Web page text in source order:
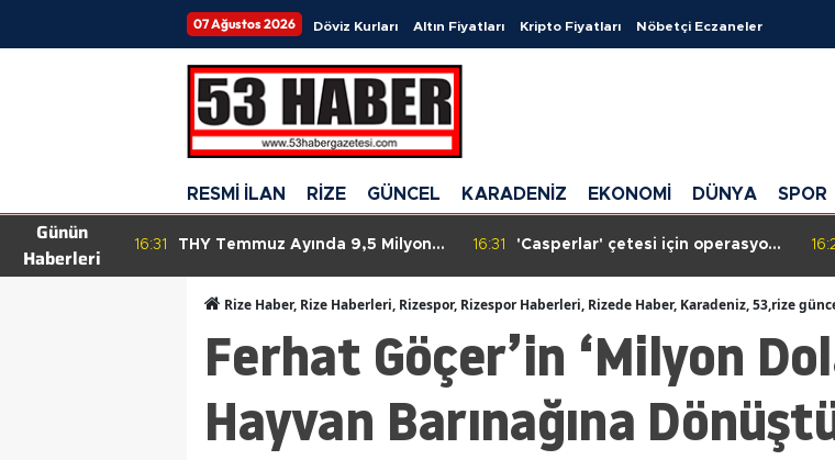
07 Ağustos 2026 Döviz Kurları Altın Fiyatları Kripto Fiyatları Nöbetçi Eczaneler
RESMİ İLAN RİZE GÜNCEL KARADENİZ EKONOMİ DÜNYA SPOR
Günün
Haberleri
ABD TÜFE
16:31
THY Temmuz Ayında 9,5 Milyon
16:31
'Casperlar' çetesi için operasyon:
Rize Haber, Rize Haberleri, Rizespor, Rizespor Haberleri, Rizede Haber, Karadeniz, 53,rize
Ferhat Göçer’in ‘Milyon
Hayvan Barınağına